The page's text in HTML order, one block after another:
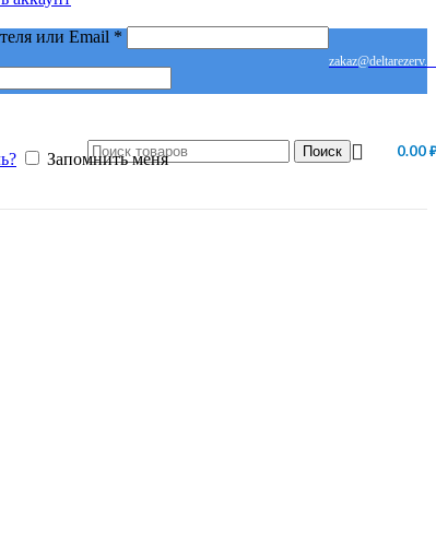
или Email *Обязательно
Запомнить меня Поиск 0.00